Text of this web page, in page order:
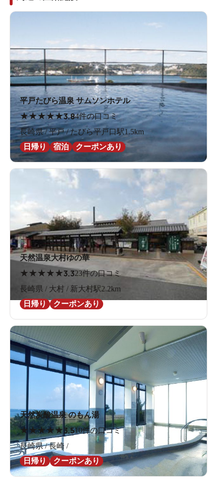
平戸たびら温泉 サムソンホテル
★★★★★3.84件の口コミ
長崎県 / 平戸 / たびら平戸口駅1.5km
日帰り
宿泊 クーポンあり
天然温泉大村ゆの華
★ ★ ★ ★ ★3.323件の口コミ
長崎県 / 大村 / 新大村駅2.2km
日帰り
クーポンあり
天然炭酸温泉 のもん湯
★★★★★ 3.510件の口コミ
長崎県 / 長崎 /
日帰り
クーポンあり